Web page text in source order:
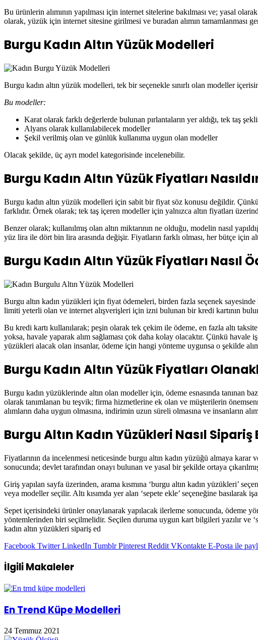
Bu ürünlerin alımının yapılması için internet sitelerine bakılması ve; yasal
olarak, yüzük için internet sitesine girilmesi ve buradan alımın tamamlanması
Burgu Kadın Altın Yüzük Modelleri
Burgu kadın altın yüzük modelleri, tek bir seçenekle sınırlı olan modeller
Bu modeller:
Karat olarak farklı değerlerde bulunan pırlantaların yer aldığı, tek taş
Alyans olarak kullanılabilecek modeller
Şekil verilmiş olan ve günlük kullanıma uygun olan modeller
Olacak şekilde, üç ayrı model kategorisinde incelenebilir.
Burgu Kadın Altın Yüzük Fiyatları
Burgu kadın altın yüzük modelleri için sabit bir fiyat söz konusu değildir.
farklıdır. Örnek olarak; tek taş içeren modeller için yalnızca altın fiyatları
Benzer olarak; kullanılmış olan altın miktarının ne olduğu, modelin nasıl
yüz lira ile dört bin lira arasında değişir. Fiyatların farklı olması, her bütçe için
Burgu Kadın Altın Yüzük Fiyatları Nasıl
Burgu altın kadın yüzükleri için fiyat ödemeleri, birden fazla seçenek
limiti yeterli olan ve internet alışverişleri için izni bulunan bir kredi kartının
Bu kredi kartı kullanılarak; peşin olarak tek çekim ile ödeme, en fazla altı
yoksa, havale yaparak alım sağlaması çok daha kolay olacaktır. Çünkü
yüzükleri alacak olan insanlar, ödeme için hangi yönteme uygunsa o şekilde
Burgu Kadın Altın Yüzük Fiyatları
Burgu kadın yüzüklerinde altın olan modeller için, ödeme esnasında tanınan
olarak tanımlanan bu teşvik; firma hizmetlerine ek olan ve müşterilerin
alımların daha uygun olmasına, indirimin uzun süreli olmasına ve insanların
Burgu Altın Kadın Yüzükleri Nasıl
Fiyatlarının da incelenmesi neticesinde burgu altın kadın yüzüğü almaya
sonucunda; devlet tarafından onayı bulunan ve yasal bir şekilde ortaya
Giriş yapılan sayfa üzerinden, arama kısmına ‘burgu altın kadın yüzükleri’
veya modeller seçilir. Altı kısımda yer alan ‘sepete ekle’ seçeneğine basılarak
Sepet içerisindeki ürünler onaylanarak yapılacak ilerleme sonucunda, ödeme
yöntemlerinden biri seçilmelidir. Seçilen duruma uygun kart bilgileri yazılır ve
kadın altın yüzükleri sipariş ed
Facebook Twitter LinkedIn Tumblr Pinterest Reddit VKontakte E-Posta ile
İlgili Makaleler
En Trend Küpe Modelleri
24 Temmuz 2021